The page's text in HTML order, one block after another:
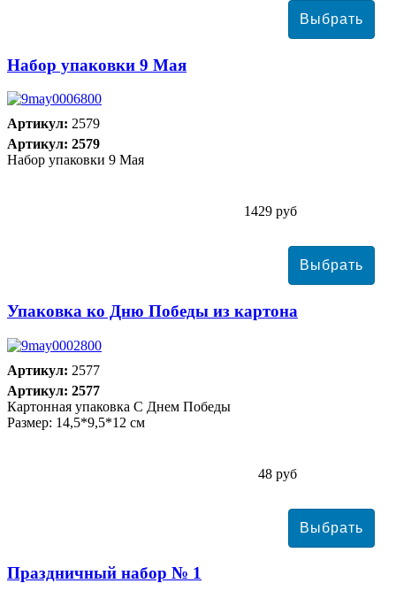
Набор упаковки 9 Мая
Артикул: 2579
Артикул: 2579
Набор упаковки 9 Мая
1429 руб
Упаковка ко Дню Победы из картона
Артикул: 2577
Артикул: 2577
Картонная упаковка С Днем Победы
Размер: 14,5*9,5*12 см
48 руб
Праздничный набор № 1